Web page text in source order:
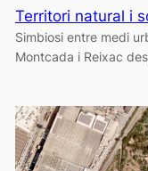
Territori natural i
Simbiosi entre medi
Montcada i Reixac